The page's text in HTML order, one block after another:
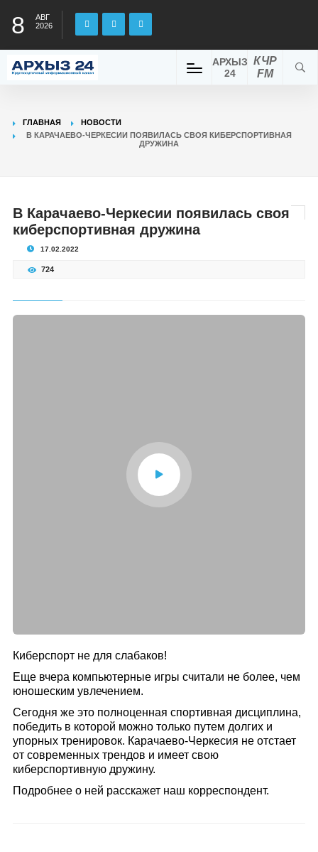
8
АВГ
2026
КЧР
FM
АРХЫЗ
24
ГЛАВНАЯ
НОВОСТИ
В КАРАЧАЕВО-ЧЕРКЕСИИ ПОЯВИЛАСЬ СВОЯ КИБЕРСПОРТИВНАЯ
ДРУЖИНА
В Карачаево-Черкесии появилась своя
киберспортивная дружина
17.02.2022
724
Киберспорт не для слабаков!
Еще вчера компьютерные игры считали не более, чем
юношеским увлечением.
Сегодня же это полноценная спортивная дисциплина,
победить в которой можно только путем долгих и
упорных тренировок. Карачаево-Черкесия не отстает
от современных трендов и имеет свою
киберспортивную дружину.
Подробнее о ней расскажет наш корреспондент.